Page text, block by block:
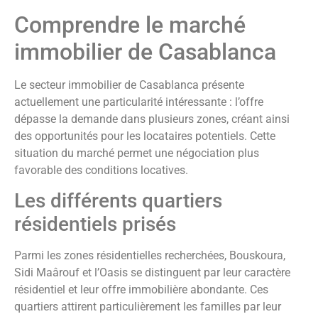
Comprendre le marché
immobilier de Casablanca
Le secteur immobilier de Casablanca présente
actuellement une particularité intéressante : l’offre
dépasse la demande dans plusieurs zones, créant ainsi
des opportunités pour les locataires potentiels. Cette
situation du marché permet une négociation plus
favorable des conditions locatives.
Les différents quartiers
résidentiels prisés
Parmi les zones résidentielles recherchées, Bouskoura,
Sidi Maârouf et l’Oasis se distinguent par leur caractère
résidentiel et leur offre immobilière abondante. Ces
quartiers attirent particulièrement les familles par leur